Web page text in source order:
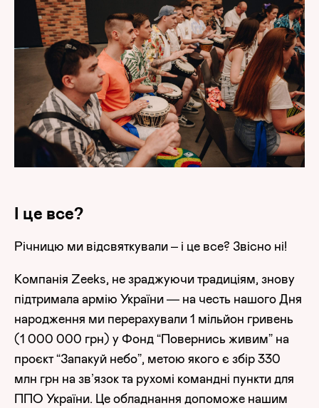
І це все?
Річницю ми відсвяткували – і це все? Звісно ні!
Компанія Zeeks, не зраджуючи традиціям, знову
підтримала армію України — на честь нашого Дня
народження ми перерахували 1 мільйон гривень
(1 000 000 грн) у Фонд “Повернись живим” на
проєкт “Запакуй небо”, метою якого є збір 330
млн грн на зв’язок та рухомі командні пункти для
ППО України. Це обладнання допоможе нашим